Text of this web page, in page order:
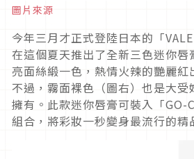
圖片來源
今年三月才正式登陸日本的「
在這個夏天推出了全新三色迷你唇
亮面絲緞一色，熱情火辣的艷麗紅
不過，霧面裸色（圖右）也是大
擁有。此款迷你唇膏可裝入「GO-
組合，將彩妝一秒變身最流行的精